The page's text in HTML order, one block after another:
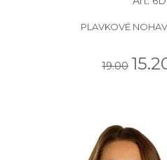
PLAVKOVÉ
19.00